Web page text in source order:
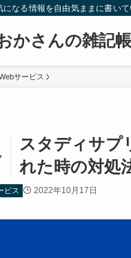
になる情報を自由気ままに書いて
かさんの雑記帳
サービス
スタディサプ
れた時の対処
ビス 2022年10月17日